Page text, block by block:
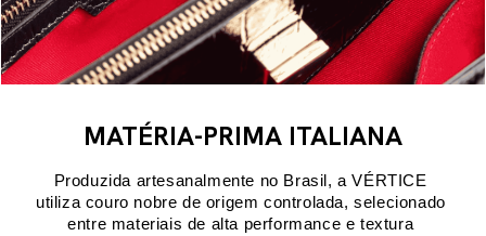
MATÉRIA-PRIMA ITALIANA
Produzida artesanalmente no Brasil, a VÉRTICE
utiliza couro nobre de origem controlada, selecionado
entre materiais de alta performance e textura